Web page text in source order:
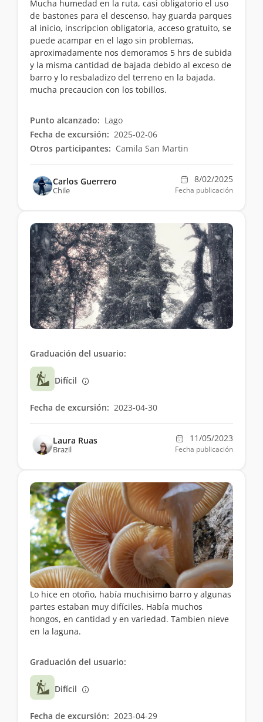
Mucha humedad en la ruta, casi obligatorio el uso
de bastones para el descenso, hay guarda parques
al inicio, inscripcion obligatoria, acceso gratuito, se
puede acampar en el lago sin problemas,
aproximadamente nos demoramos 5 hrs de subida
y la misma cantidad de bajada debido al exceso de
barro y lo resbaladizo del terreno en la bajada.
mucha precaucion con los tobillos.
Punto alcanzado: Lago
Fecha de excursión: 2025-02-06
Otros participantes: Camila San Martin
Carlos Guerrero
Chile
8/02/2025
Fecha publicación
Graduación del usuario:
Difícil
Fecha de excursión: 2023-04-30
Laura Ruas
Brazil
11/05/2023
Fecha publicación
Lo hice en otoño, había muchisimo barro y algunas
partes estaban muy difíciles. Había muchos
hongos, en cantidad y en variedad. Tambien nieve
en la laguna.
Graduación del usuario:
Difícil
Fecha de excursión: 2023-04-29